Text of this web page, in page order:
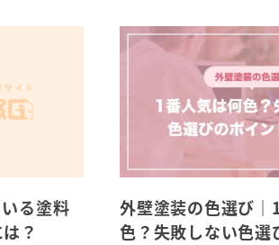
る塗料
？
外壁塗装の色選び｜
色？失敗しない色選